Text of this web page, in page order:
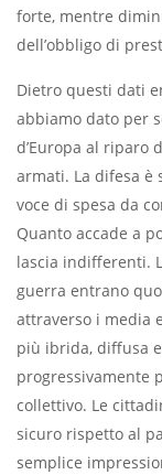
forte, mentre
dell’obbligo di
Dietro questi dati
abbiamo dato per
d’Europa al riparo
armati. La difesa è
voce di spesa da
Quanto accade a
lascia indifferenti.
guerra entrano
attraverso i media
più ibrida, diffusa
progressivamente
collettivo. Le
sicuro rispetto al
semplice